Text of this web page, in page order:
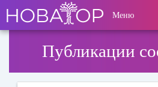
основному
содержанию
User
account
Меню
Публикации